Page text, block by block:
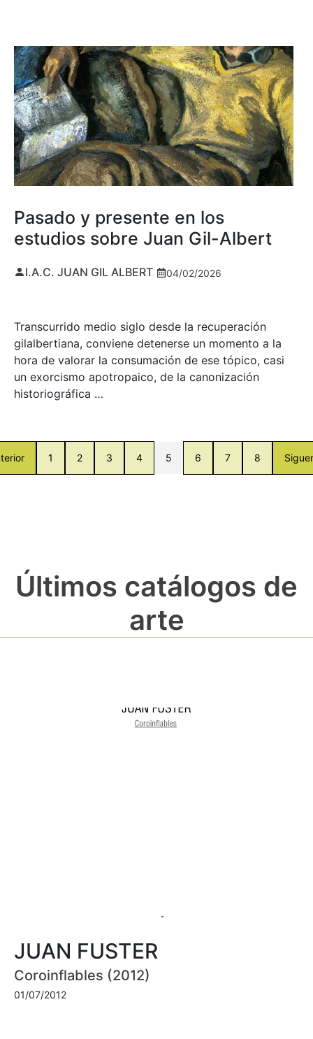
Pasado y presente en los
estudios sobre Juan Gil-Albert
I.A.C. JUAN GIL ALBERT 04/02/2026
Transcurrido medio siglo desde la recuperación
gilalbertiana, conviene detenerse un momento a la
hora de valorar la consumación de ese tópico, casi
un exorcismo apotropaico, de la canonización
historiográfica …
1 2 3 4 5 6 7 8
Últimos catálogos de
arte
JUAN FUSTER
Coroinflables (2012)
01/07/2012